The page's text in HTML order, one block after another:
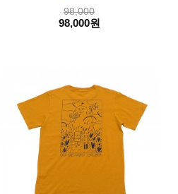
98,000
98,000원